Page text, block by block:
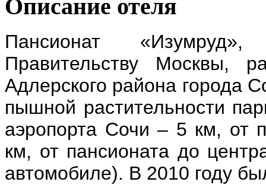
Описание отеля
Пансионат
Правительству Москвы,
Адлерского района города
пышной растительности
аэропорта Сочи – 5 км, от
км, от пансионата до
автомобиле). В 2010 году